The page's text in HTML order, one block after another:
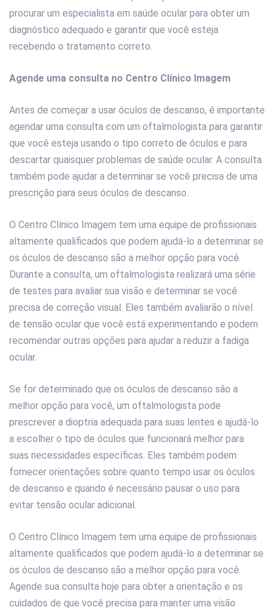
procurar um especialista em saúde ocular para obter um
diagnóstico adequado e garantir que você esteja
recebendo o tratamento correto.
Agende uma consulta no Centro Clínico Imagem
Antes de começar a usar óculos de descanso, é importante
agendar uma consulta com um oftalmologista para garantir
que você esteja usando o tipo correto de óculos e para
descartar quaisquer problemas de saúde ocular. A consulta
também pode ajudar a determinar se você precisa de uma
prescrição para seus óculos de descanso.
O Centro Clínico Imagem tem uma equipe de profissionais
altamente qualificados que podem ajudá-lo a determinar se
os óculos de descanso são a melhor opção para você.
Durante a consulta, um oftalmologista realizará uma série
de testes para avaliar sua visão e determinar se você
precisa de correção visual. Eles também avaliarão o nível
de tensão ocular que você está experimentando e podem
recomendar outras opções para ajudar a reduzir a fadiga
ocular.
Se for determinado que os óculos de descanso são a
melhor opção para você, um oftalmologista pode
prescrever a dioptria adequada para suas lentes e ajudá-lo
a escolher o tipo de óculos que funcionará melhor para
suas necessidades específicas. Eles também podem
fornecer orientações sobre quanto tempo usar os óculos
de descanso e quando é necessário pausar o uso para
evitar tensão ocular adicional.
O Centro Clínico Imagem tem uma equipe de profissionais
altamente qualificados que podem ajudá-lo a determinar se
os óculos de descanso são a melhor opção para você.
Agende sua consulta hoje para obter a orientação e os
cuidados de que você precisa para manter uma visão